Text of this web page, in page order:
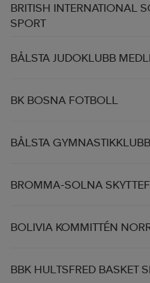
BRITISH INTERNATIONAL
SPORT
BÅLSTA JUDOKLUBB
BK BOSNA FOTBOLL
BÅLSTA
BROMMA-SOLNA
BOLIVIA KOMMITTÉN
BBK HULTSFRED BASKET